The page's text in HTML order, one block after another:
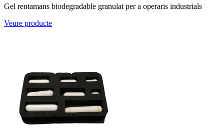
Gel rentamans biodegradable granulat per a operaris industrials
Veure producte